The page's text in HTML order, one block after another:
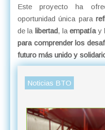
Este proyecto ha
oportunidad única para
de la libertad, laempatíay
para comprender los
futuro más unido y
Noticias BTO